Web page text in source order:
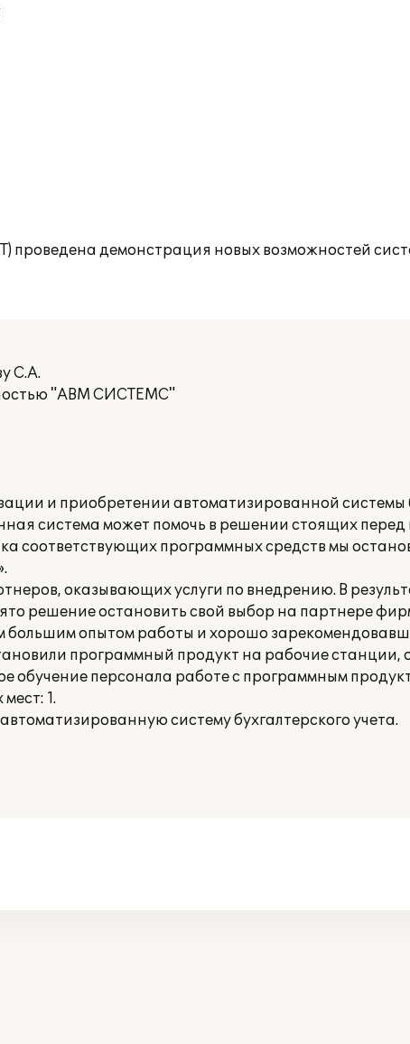
проведена демонстрация новых возможностей
С.А.
"АВМ СИСТЕМС"
и приобретении автоматизированной системы
система может помочь в решении стоящих
соответствующих программных средств мы
оказывающих услуги по внедрению. В
решение остановить свой выбор на партнере
большим опытом работы и хорошо
программный продукт на рабочие станции,
обучение персонала работе с программным
1.
систему бухгалтерского учета.